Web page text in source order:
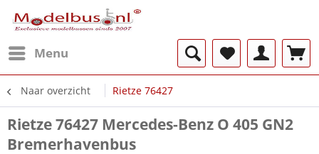
Menu
Naar overzicht Rietze 76427
Rietze 76427 Mercedes-Benz O 405 GN2
Bremerhavenbus